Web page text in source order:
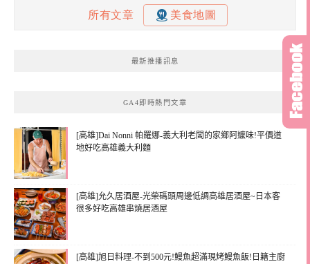
最新推播訊息
GA4即時熱門文章
[高雄]Dai Nonni 帕羅娜-義大利老闆的家鄉阿嬤味!平價道
地好吃高雄義大利麵
[高雄]允久居酒屋-光榮碼頭周邊低調高雄居酒屋~日本客
很多好吃高雄串燒居酒屋
[高雄]旭日料理-不到500元!鰻魚超滿現烤鰻魚飯!日籍主廚